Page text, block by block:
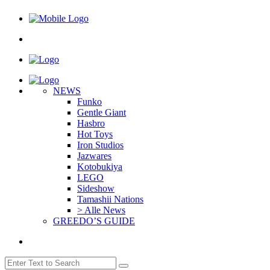
NEWS
Funko
Gentle Giant
Hasbro
Hot Toys
Iron Studios
Jazwares
Kotobukiya
LEGO
Sideshow
Tamashii Nations
> Alle News
GREEDO’S GUIDE